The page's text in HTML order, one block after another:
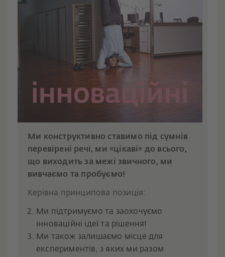
Ми конструктивно ставимо під сумнів
перевірені речі, ми «цікаві» до всього,
що виходить за межі звичного, ми
вивчаємо та пробуємо!
Керівна принципова позиція:
Ми підтримуємо та заохочуємо
інноваційні ідеї та рішення!
Ми також залишаємо місце для
експериментів, з яких ми разом